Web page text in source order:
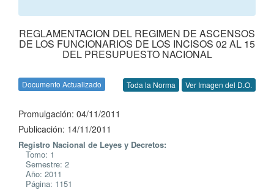
REGLAMENTACION DEL REGIMEN DE ASCENSOS
DE LOS FUNCIONARIOS DE LOS INCISOS 02 AL 15
DEL PRESUPUESTO NACIONAL
Documento Actualizado Toda la Norma Ver Imagen del D.O.
Promulgación: 04/11/2011
Publicación: 14/11/2011
Registro Nacional de Leyes y Decretos:
Tomo: 1
Semestre: 2
Año: 2011
Página: 1151